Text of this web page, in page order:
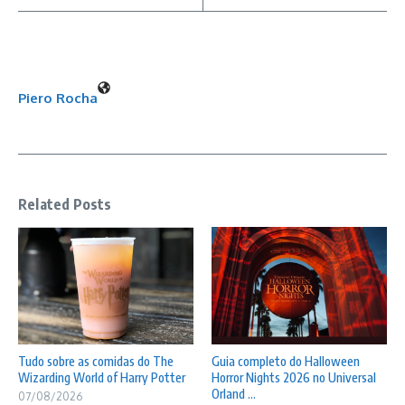
Piero Rocha
Related Posts
Tudo sobre as comidas do The
Wizarding World of Harry Potter
07/08/2026
Guia completo do Halloween
Horror Nights 2026 no Universal
Orland ...